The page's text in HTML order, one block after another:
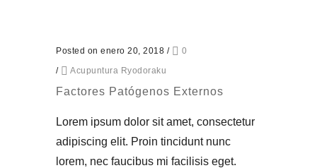
Posted on enero 20, 2018 /
0
/
Acupuntura Ryodoraku
Factores Patógenos Externos
Lorem ipsum dolor sit amet, consectetur
adipiscing elit. Proin tincidunt nunc
lorem, nec faucibus mi facilisis eget.